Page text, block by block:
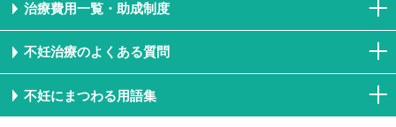
治療費用一覧・助成制度
不妊治療のよくある質問
不妊にまつわる用語集